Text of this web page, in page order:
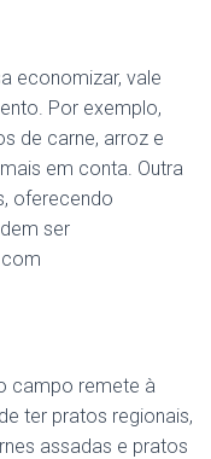
economizar, vale
Por exemplo,
de carne, arroz e
em conta. Outra
oferecendo
ser
campo remete à
ter pratos regionais,
assadas e pratos